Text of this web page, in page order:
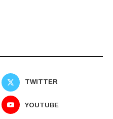
TWITTER
YOUTUBE